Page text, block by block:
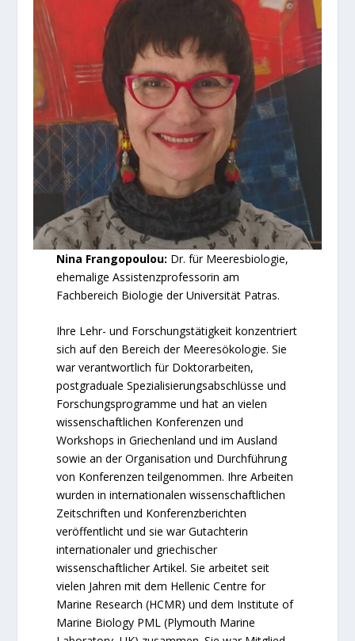
Nina Frangopoulou: Dr. für Meeresbiologie,
ehemalige Assistenzprofessorin am
Fachbereich Biologie der Universität Patras.
Ihre Lehr- und Forschungstätigkeit konzentriert
sich auf den Bereich der Meeresökologie. Sie
war verantwortlich für Doktorarbeiten,
postgraduale Spezialisierungsabschlüsse und
Forschungsprogramme und hat an vielen
wissenschaftlichen Konferenzen und
Workshops in Griechenland und im Ausland
sowie an der Organisation und Durchführung
von Konferenzen teilgenommen. Ihre Arbeiten
wurden in internationalen wissenschaftlichen
Zeitschriften und Konferenzberichten
veröffentlicht und sie war Gutachterin
internationaler und griechischer
wissenschaftlicher Artikel. Sie arbeitet seit
vielen Jahren mit dem Hellenic Centre for
Marine Research (HCMR) und dem Institute of
Marine Biology PML (Plymouth Marine